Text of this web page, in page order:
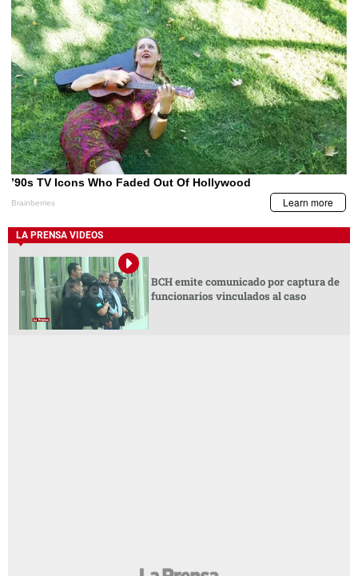
LA PRENSA VIDEOS
BCH emite comunicado por captura de
funcionarios vinculados al caso